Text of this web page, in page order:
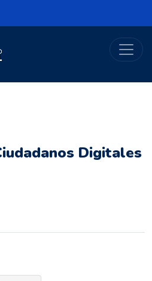
de Colombia
Digital
Digitales